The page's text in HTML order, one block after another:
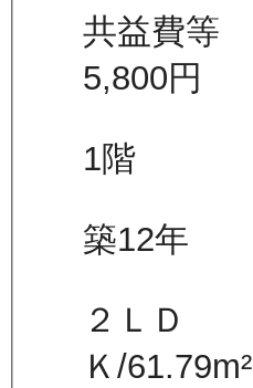
共益費等
5,800円
1階
築12年
２ＬＤ
Ｋ/61.79m²